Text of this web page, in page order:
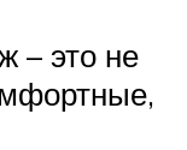
– это не